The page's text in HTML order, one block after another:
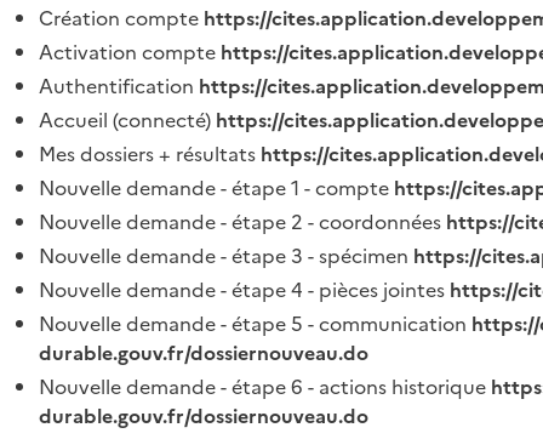
Création compte https://
Activation compte https://
Authentification https://
Accueil (connecté) https://
Mes dossiers + résultats https://
Nouvelle demande - étape 1 - compte https://
Nouvelle demande - étape 2 - coordonnées https://
Nouvelle demande - étape 3 - spécimen https://
Nouvelle demande - étape 4 - pièces jointes https://
Nouvelle demande - étape 5 - communication
durable.gouv.fr/dossiernouveau.do
Nouvelle demande - étape 6 - actions historique
durable.gouv.fr/dossiernouveau.do